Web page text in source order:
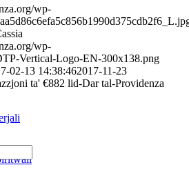
wp-
wp-
Vertical-Logo-EN-300x138.png
02-13 14:38:462017-11-23
ta' €882 lid-Dar tal-Providenza